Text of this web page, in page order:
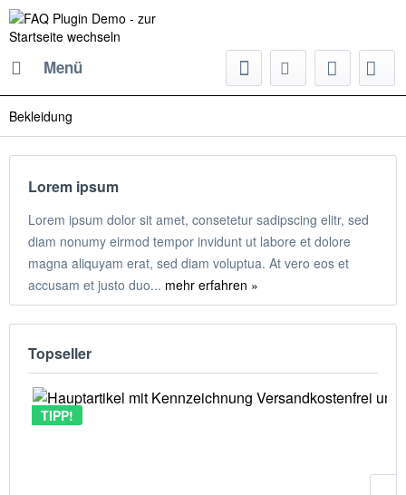
Menü
Bekleidung
Lorem ipsum
Lorem ipsum dolor sit amet, consetetur sadipscing elitr, sed
diam nonumy eirmod tempor invidunt ut labore et dolore
magna aliquyam erat, sed diam voluptua. At vero eos et
accusam et justo duo... mehr erfahren »
Topseller
TIPP!